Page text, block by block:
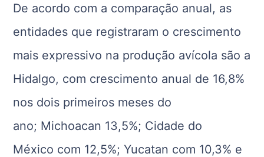
De acordo com a comparação anual, as
entidades que registraram o crescimento
mais expressivo na produção avícola são a
Hidalgo, com crescimento anual de 16,8%
nos dois primeiros meses do
ano; Michoacan 13,5%; Cidade do
México com 12,5%; Yucatan com 10,3% e